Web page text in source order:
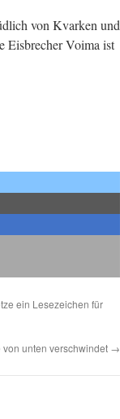
von Kvarken und
Eisbrecher Voima ist
ein Lesezeichen für
unten verschwindet →